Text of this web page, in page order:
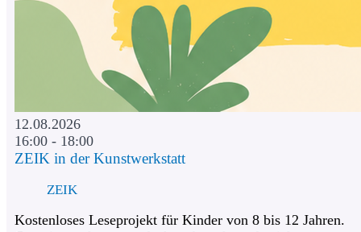
12.08.2026
16:00 - 18:00
ZEIK in der Kunstwerkstatt
ZEIK
Kostenloses Leseprojekt für Kinder von 8 bis 12 Jahren.